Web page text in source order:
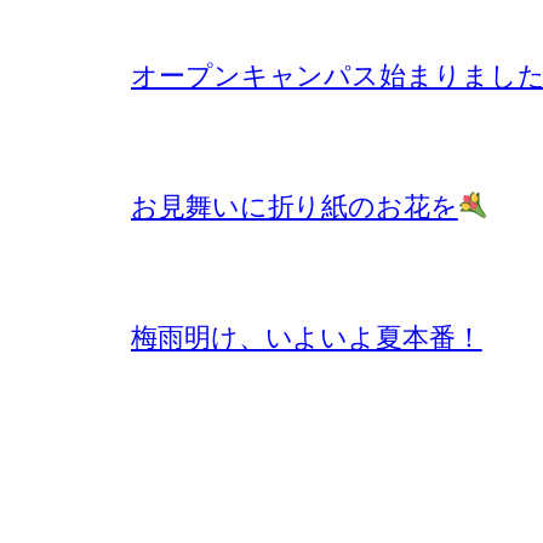
オープンキャンパス始まりまし
お見舞いに折り紙のお花を
梅雨明け、いよいよ夏本番！